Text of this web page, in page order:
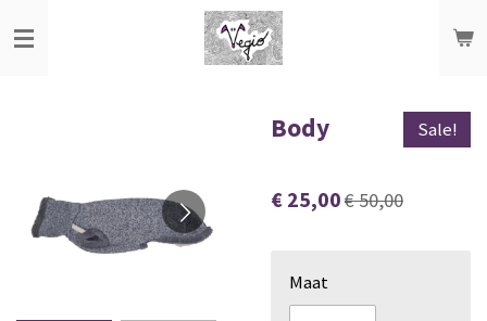
direct
Body Sale!
€ 25,00€ 50,00
Maat